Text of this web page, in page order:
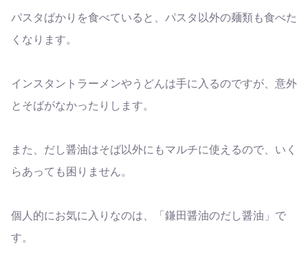
パスタばかりを食べていると、パスタ以外の麺類も食べた
くなります。
インスタントラーメンやうどんは手に入るのですが、意外
とそばがなかったりします。
また、だし醤油はそば以外にもマルチに使えるので、いく
らあっても困りません。
個人的にお気に入りなのは、「鎌田醤油のだし醤油」で
す。